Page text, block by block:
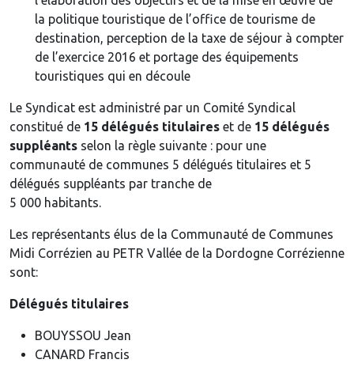
la politique touristique de l’office de tourisme de
destination, perception de la taxe de séjour à compter
de l’exercice 2016 et portage des équipements
touristiques qui en découle
Le Syndicat est administré par un Comité Syndical
constitué de 15 délégués titulaires et de 15 délégués
suppléants selon la règle suivante : pour une
communauté de communes 5 délégués titulaires et 5
délégués suppléants par tranche de
5 000 habitants.
Les représentants élus de la Communauté de Communes
Midi Corrézien au PETR Vallée de la Dordogne Corrézienne
sont:
Délégués titulaires
BOUYSSOU Jean
CANARD Francis